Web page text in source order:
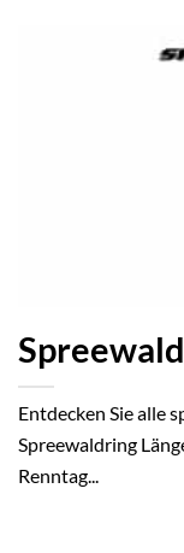
Entdecken Sie alle
Spreewaldring
Renntag...